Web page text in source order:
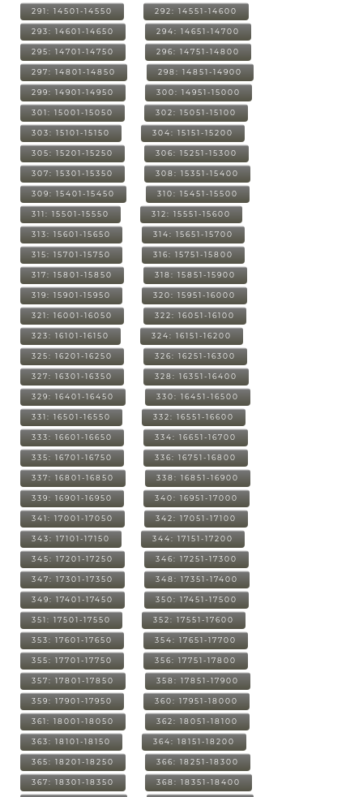
291: 14501-14550 292: 14551-14600
293: 14601-14650 294: 14651-14700
295: 14701-14750 296: 14751-14800
297: 14801-14850 298: 14851-14900
299: 14901-14950 300: 14951-15000
301: 15001-15050 302: 15051-15100
303: 15101-15150 304: 15151-15200
305: 15201-15250 306: 15251-15300
307: 15301-15350 308: 15351-15400
309: 15401-15450 310: 15451-15500
311: 15501-15550 312: 15551-15600
313: 15601-15650 314: 15651-15700
315: 15701-15750 316: 15751-15800
317: 15801-15850 318: 15851-15900
319: 15901-15950 320: 15951-16000
321: 16001-16050 322: 16051-16100
323: 16101-16150 324: 16151-16200
325: 16201-16250 326: 16251-16300
327: 16301-16350 328: 16351-16400
329: 16401-16450 330: 16451-16500
331: 16501-16550 332: 16551-16600
333: 16601-16650 334: 16651-16700
335: 16701-16750 336: 16751-16800
337: 16801-16850 338: 16851-16900
339: 16901-16950 340: 16951-17000
341: 17001-17050 342: 17051-17100
343: 17101-17150 344: 17151-17200
345: 17201-17250 346: 17251-17300
347: 17301-17350 348: 17351-17400
349: 17401-17450 350: 17451-17500
351: 17501-17550 352: 17551-17600
353: 17601-17650 354: 17651-17700
355: 17701-17750 356: 17751-17800
357: 17801-17850 358: 17851-17900
359: 17901-17950 360: 17951-18000
361: 18001-18050 362: 18051-18100
363: 18101-18150 364: 18151-18200
365: 18201-18250 366: 18251-18300
367: 18301-18350 368: 18351-18400